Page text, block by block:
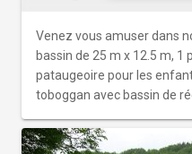
Venez vous amuser dans
bassin de 25 m x 12.5 m, 1
pataugeoire pour les
toboggan avec bassin de